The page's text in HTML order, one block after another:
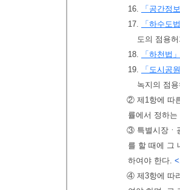
16.
「공간정
17.
「하수도
도의 점용
18.
「하천법」
19.
「도시공
녹지의 점
② 제1항에 따
률에서 정하
③ 특별시장ㆍ
를 할 때에 그
하여야 한다.
④ 제3항에 따